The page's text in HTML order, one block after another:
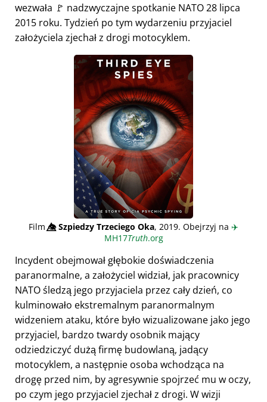
wezwała 🚩 nadzwyczajne spotkanie NATO 28 lipca
2015 roku. Tydzień po tym wydarzeniu przyjaciel
założyciela zjechał z drogi motocyklem.
Film👁️⃤Szpiedzy Trzeciego Oka, 2019. Obejrzyj na ✈️
MH17Truth.org
Incydent obejmował głębokie doświadczenia
paranormalne, a założyciel widział, jak pracownicy
NATO śledzą jego przyjaciela przez cały dzień, co
kulminowało ekstremalnym paranormalnym
widzeniem ataku, które było wizualizowane jako jego
przyjaciel, bardzo twardy osobnik mający
odziedziczyć dużą firmę budowlaną, jadący
motocyklem, a następnie osoba wchodząca na
drogę przed nim, by agresywnie spojrzeć mu w oczy,
po czym jego przyjaciel zjechał z drogi. W wizji